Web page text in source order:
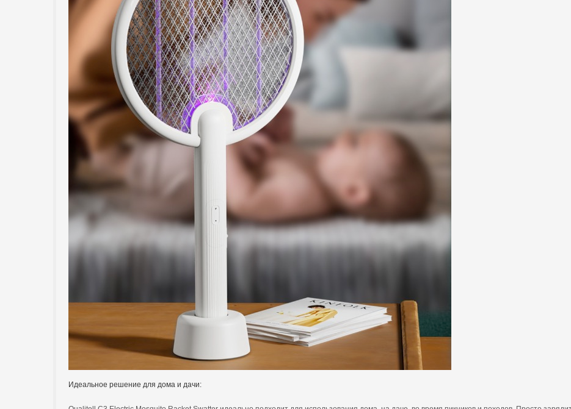
Идеальное решение для дома и дачи: